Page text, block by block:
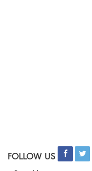
FOLLOW US